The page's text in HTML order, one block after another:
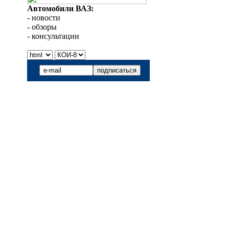
Автомобили ВАЗ:
- новости
- обзоры
- консультации